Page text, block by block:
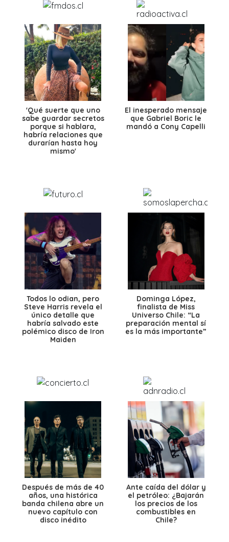
'Qué suerte que uno
sabe guardar secretos
porque si hablara,
habría relaciones que
durarían hasta hoy
mismo'
El inesperado mensaje
que Gabriel Boric le
mandó a Cony Capelli
Todos lo odian, pero
Steve Harris revela el
único detalle que
habría salvado este
polémico disco de Iron
Maiden
Dominga López,
finalista de Miss
Universo Chile: “La
preparación mental sí
es la más importante”
Después de más de 40
años, una histórica
banda chilena abre un
nuevo capítulo con
disco inédito
Ante caída del dólar y
el petróleo: ¿Bajarán
los precios de los
combustibles en
Chile?